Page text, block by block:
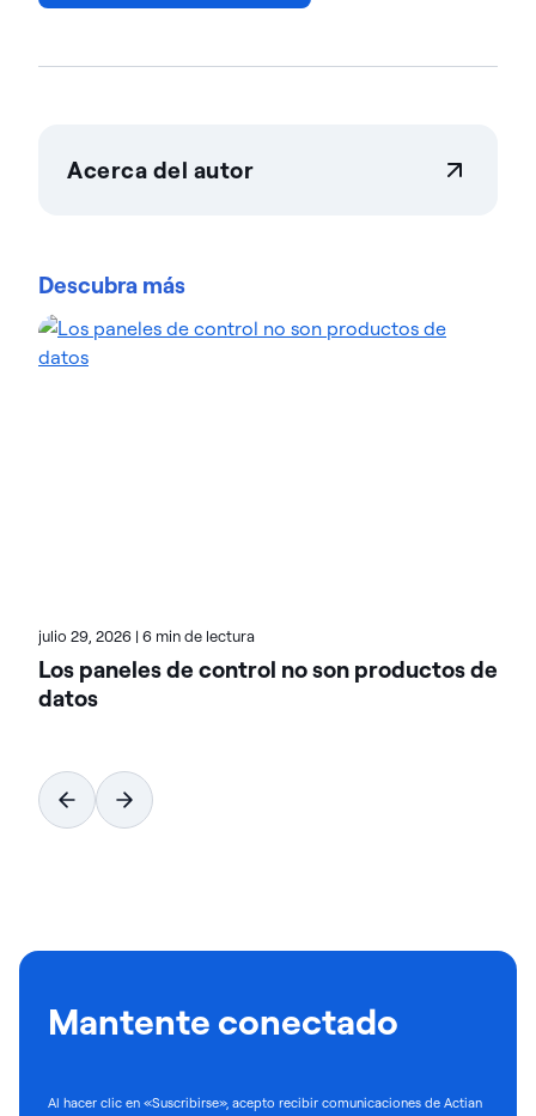
Acerca del autor
organizaciones confían en las soluciones de
optimizar entornos de datos complejos y acelerar
la entrega de datos preparados para la IA.
Descubra más
julio 29, 2026 | 6 min de lectura
Los paneles de control no son productos de
datos
Mantente conectado
Al hacer clic en «Suscribirse», acepto recibir comunicaciones de Actian